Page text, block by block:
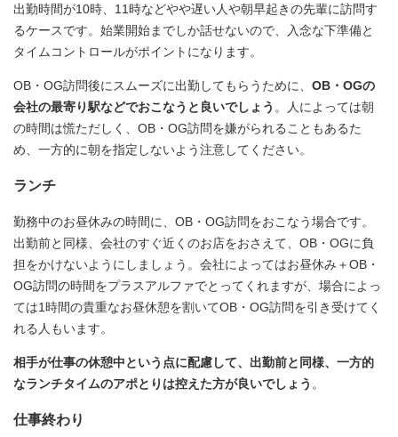
出勤時間が10時、11時などやや遅い人や朝早起きの先輩に訪問す
るケースです。始業開始までしか話せないので、入念な下準備と
タイムコントロールがポイントになります。
OB・OG訪問後にスムーズに出勤してもらうために、 OB・OGの
会社の最寄り駅などでおこなうと良いでしょう 。人によっては朝
の時間は慌ただしく、OB・OG訪問を嫌がられることもあるた
め、一方的に朝を指定しないよう注意してください。
ランチ
勤務中のお昼休みの時間に、OB・OG訪問をおこなう場合です。
出勤前と同様、会社のすぐ近くのお店をおさえて、OB・OGに負
担をかけないようにしましょう。会社によってはお昼休み＋OB・
OG訪問の時間をプラスアルファでとってくれますが、場合によっ
ては1時間の貴重なお昼休憩を割いてOB・OG訪問を引き受けてく
れる人もいます。
相手が仕事の休憩中という点に配慮して、出勤前と同様、一方的
なランチタイムのアポとりは控えた方が良いでしょう 。
仕事終わり